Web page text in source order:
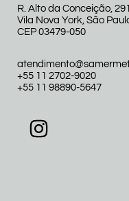
R. Alto da Conceição, 291
Vila Nova York, São
CEP 03479-050
+55 11 2702-9020
+55 11 98890-5647